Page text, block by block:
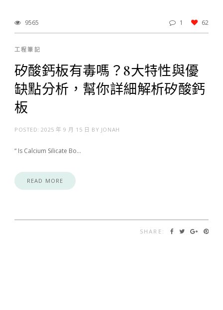
9565 1 62
工程筆記
矽酸鈣板有毒嗎？8大特性與優
缺點分析，幫你詳細解析矽酸鈣
板
POSTED:2025 年 9 月 15 日 BY JONAH
“ Is Calcium Silicate Bo…
READ MORE
SHARE: